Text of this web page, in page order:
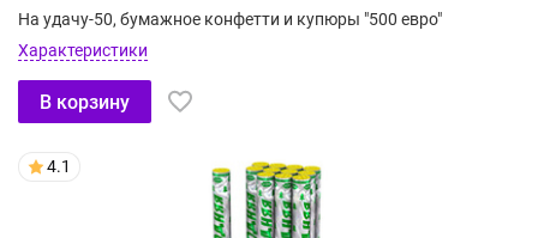
На удачу-50, бумажное конфетти и купюры "500 евро"
Характеристики
В корзину
4.1